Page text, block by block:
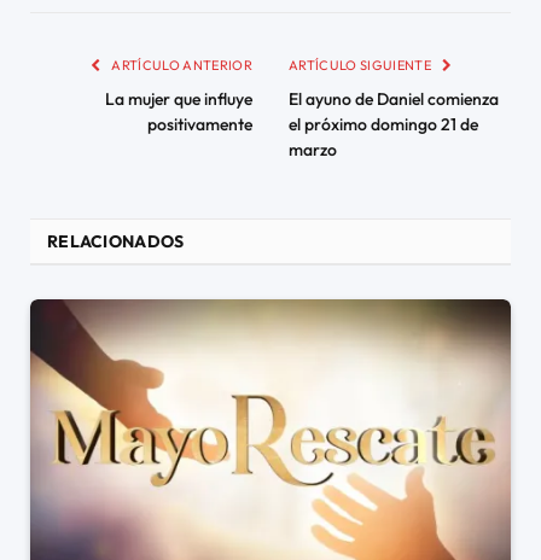
ARTÍCULO ANTERIOR
La mujer que influye
positivamente
ARTÍCULO SIGUIENTE
El ayuno de Daniel comienza
el próximo domingo 21 de
marzo
RELACIONADOS